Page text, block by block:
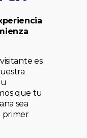
es
que tu
sea
primer